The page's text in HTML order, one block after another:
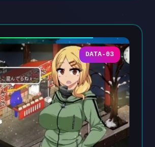
DATA-03